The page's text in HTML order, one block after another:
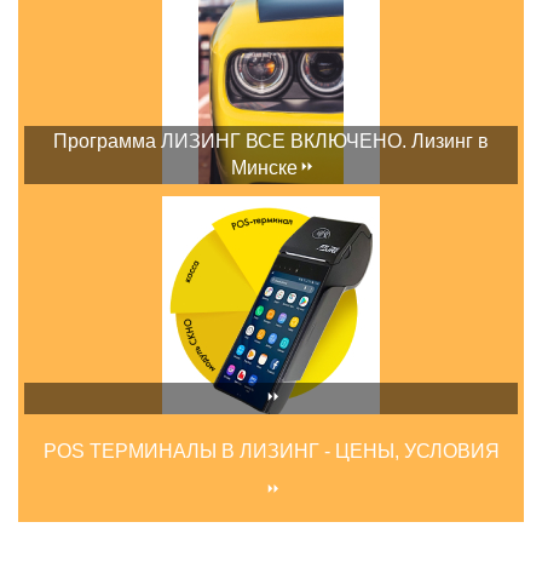
Программа ЛИЗИНГ ВСЕ ВКЛЮЧЕНО. Лизинг в
Минске
POS ТЕРМИНАЛЫ В ЛИЗИНГ - ЦЕНЫ, УСЛОВИЯ